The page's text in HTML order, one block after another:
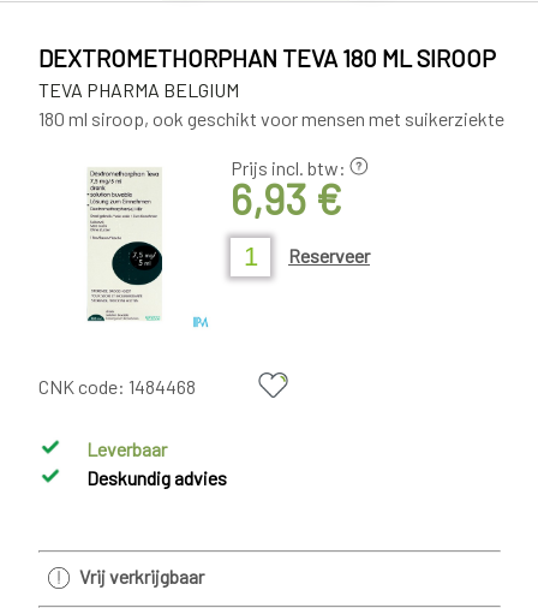
DEXTROMETHORPHAN TEVA 180 ML SIROOP
TEVA PHARMA BELGIUM
180 ml siroop, ook geschikt voor mensen met suikerziekte
Prijs incl. btw:
6,93 €
Reserveer
CNK code: 1484468
Leverbaar
Deskundig advies
Vrij verkrijgbaar